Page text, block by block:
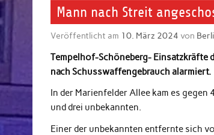
Mann nach Streit
Veröffentlicht am 10. März 2024 von
Tempelhof-Schöneberg- Einsatzkräfte
nach Schusswaffengebrauch alarmiert.
In der Marienfelder Allee kam es
und drei unbekannten.
Einer der unbekannten entfernte sich